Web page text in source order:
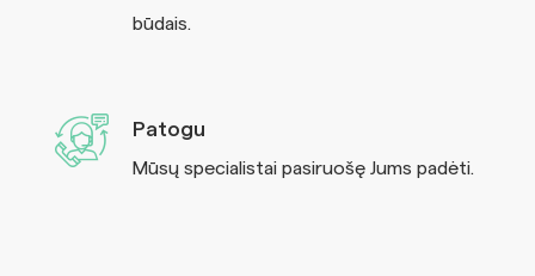
būdais.
Patogu
Mūsų specialistai pasiruošę Jums padėti.